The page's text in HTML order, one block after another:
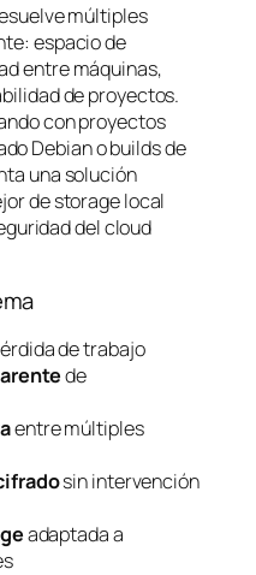
múltiples
espacio de
entre máquinas,
de proyectos.
con proyectos
Debian o builds de
una solución
de storage local
del cloud
de trabajo
de
entre múltiples
sin intervención
adaptada a